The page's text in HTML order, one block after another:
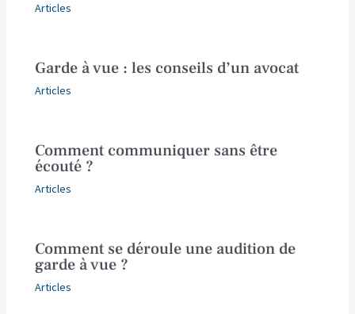
Articles
Garde à vue : les conseils d’un avocat
Articles
Comment communiquer sans être
écouté ?
Articles
Comment se déroule une audition de
garde à vue ?
Articles